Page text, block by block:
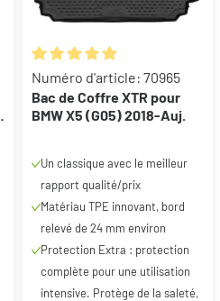
étoilesNote moyenne de 4.95 sur 5
Numéro d'article: 70965
Bac de Coffre XTR pour
BMW X5 (G05) 2018-Auj.
Un classique avec le meilleur
rapport qualité/prix
Matériau TPE innovant, bord
relevé de 24 mm environ
Protection Extra : protection
complète pour une utilisation
intensive. Protège de la saleté,